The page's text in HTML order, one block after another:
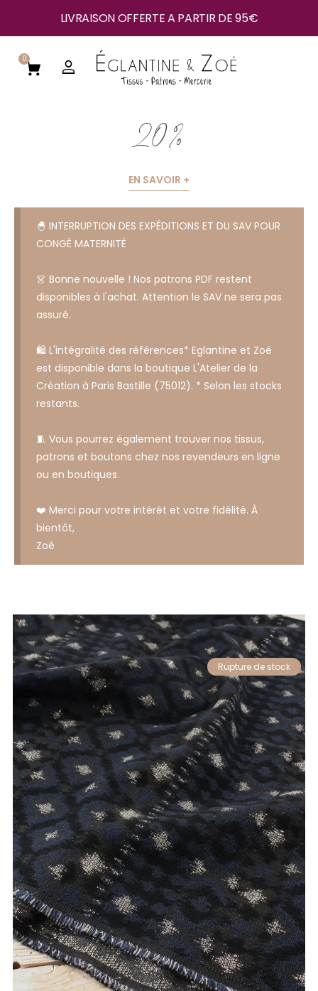
LIVRAISON OFFERTE A PARTIR DE 95€
0
20 %
EN SAVOIR +
🐣 INTERRUPTION DES EXPÉDITIONS ET DU SAV POUR
CONGÉ MATERNITÉ
👗 Bonne nouvelle ! Nos patrons PDF restent
disponibles à l'achat. Attention le SAV ne sera pas
assuré.
🛍️ L'intégralité des références* Eglantine et Zoé
est disponible dans la boutique L'Atelier de la
Création à Paris Bastille (75012). * Selon les stocks
restants.
🧵 Vous pourrez également trouver nos tissus,
patrons et boutons chez nos revendeurs en ligne
ou en boutiques.
❤️ Merci pour votre intérêt et votre fidélité. À
bientôt,
Zoé
Rupture de stock